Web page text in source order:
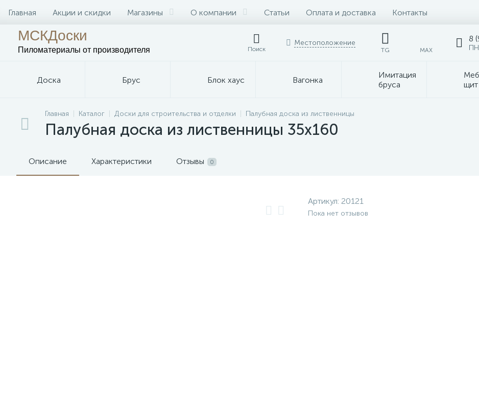
Главная Акции и скидки Магазины О компании Статьи Оплата и доставка Контакты
МСКДоски
Пиломатериалы от производителя Поиск
Местоположение
TG MAX
8
Доска Брус Блок хаус Вагонка
Имитация
бруса
щит
Главная Каталог Доски для строительства и отделки Палубная доска из лиственницы
Палубная доска из лиственницы 35х160
Описание Характеристики Отзывы 0
Артикул: 20121
Пока нет отзывов